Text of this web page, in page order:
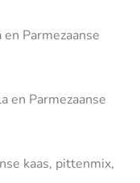
Parmezaanse
en Parmezaanse
kaas, pittenmix,